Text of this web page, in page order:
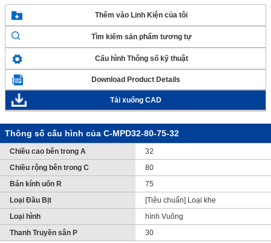
Thêm vào Linh Kiện của tôi
Tìm kiếm sản phẩm tương tự
Cấu hình Thông số kỹ thuật
Download Product Details
Tải xuống CAD
Thông số cấu hình của C-MPD32-80-75-32
Chiều cao bên trong A
32
Chiều rộng bên trong C
80
Bán kính uốn R
75
Loại Đầu Bịt
[Tiêu chuẩn] Loại khe
Loại hình
hình Vuông
Thanh Truyền sân P
30